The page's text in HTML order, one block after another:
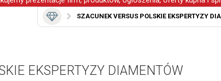
SZACUNEK VERSUS POLSKIE EKSPERTYZY
EKSPERTYZY DIAMENTÓW